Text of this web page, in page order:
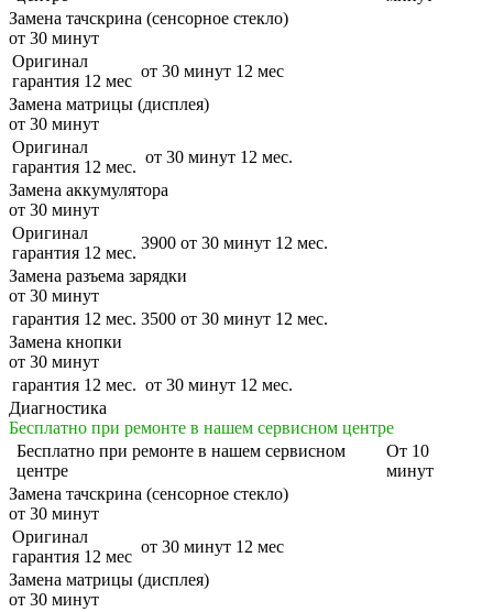
Замена тачскрина (сенсорное стекло)
от 30 минут
Оригинал
гарантия 12 мес
от 30 минут 12 мес
Замена матрицы (дисплея)
от 30 минут
Оригинал
гарантия 12 мес.
от 30 минут 12 мес.
Замена аккумулятора
от 30 минут
Оригинал
гарантия 12 мес.
3900 от 30 минут 12 мес.
Замена разъема зарядки
от 30 минут
гарантия 12 мес. 3500 от 30 минут 12 мес.
Замена кнопки
от 30 минут
гарантия 12 мес. от 30 минут 12 мес.
Диагностика
Бесплатно при ремонте в нашем сервисном центре
Бесплатно при ремонте в нашем сервисном
центре
От 10
минут
Замена тачскрина (сенсорное стекло)
от 30 минут
Оригинал
гарантия 12 мес
от 30 минут 12 мес
Замена матрицы (дисплея)
от 30 минут